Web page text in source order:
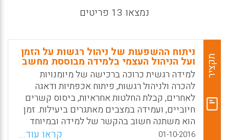
נמצאו 13 פריטים
תקציר
ניתוח ההשפעות של ניהול רגשות על הזמן
ועל הניהול העצמי בלמידה מבוססת מחשב
למידה רגשית כרוכה ברכישה של מיומנויות
להכרה ולניהול רגשות, פיתוח אכפתיות ודאגה
לאחרים, קבלת החלטות אחראיות, ביסוס קשרים
חיוביים, ועמידה במצבים מאתגרים ביעילות. זמן
הוא משתנה חשוב בהקשר של למידה ובמיוחד
בניתוח תהליכי הוראה-למידה המתרחשים
01-10-2016 קראו עוד...